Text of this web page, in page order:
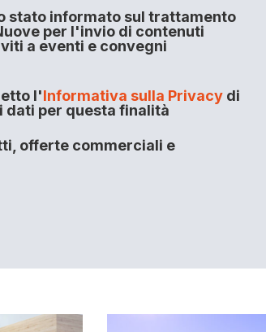
stato informato sul trattamento
per l'invio di contenuti
a eventi e convegni
l'Informativa sulla Privacydi
dati per questa finalità
offerte commerciali e